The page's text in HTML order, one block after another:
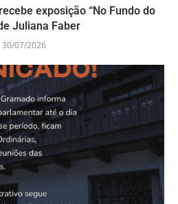
exposição “No Fundo do
Juliana Faber
30/07/2026